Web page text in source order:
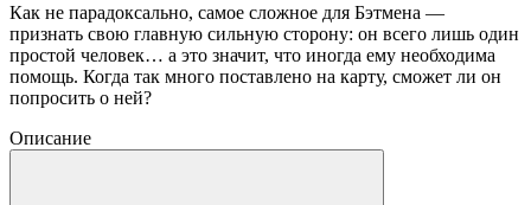
Как не парадоксально, самое сложное для Бэтмена —
признать свою главную сильную сторону: он всего лишь один
простой человек… а это значит, что иногда ему необходима
помощь. Когда так много поставлено на карту, сможет ли он
попросить о ней?
Описание